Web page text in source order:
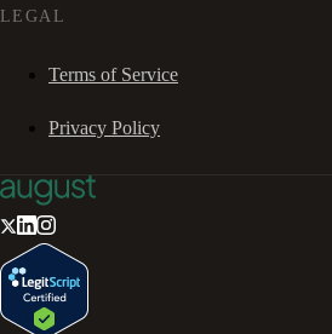
LEGAL
Terms of Service
Privacy Policy